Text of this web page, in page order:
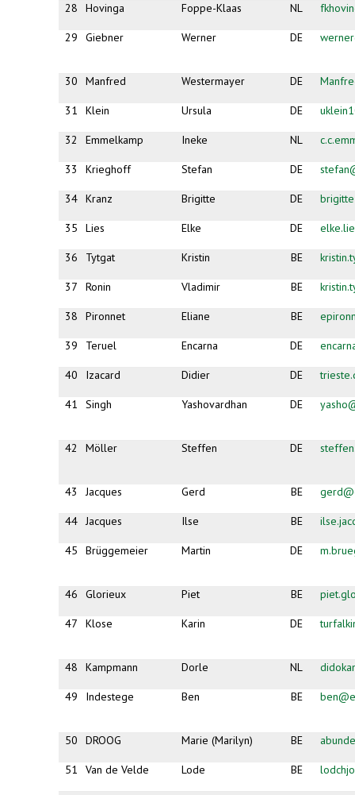
28 Hovinga Foppe-Klaas NL
29 Giebner Werner DE
30 Manfred Westermayer DE
31 Klein Ursula DE
32 Emmelkamp Ineke NL
33 Krieghoff Stefan DE
34 Kranz Brigitte DE
35 Lies Elke DE
36 Tytgat Kristin BE
37 Ronin Vladimir BE
38 Pironnet Eliane BE
39 Teruel Encarna DE
40 Izacard Didier DE
41 Singh Yashovardhan DE
42 Möller Steffen DE
43 Jacques Gerd BE
44 Jacques Ilse BE
45 Brüggemeier Martin DE
46 Glorieux Piet BE
47 Klose Karin DE
48 Kampmann Dorle NL
49 Indestege Ben BE
50 DROOG Marie (Marilyn) BE
51 Van de Velde Lode BE